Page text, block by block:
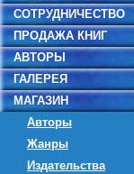
СОТРУДНИЧЕСТВО
ПРОДАЖА КНИГ
АВТОРЫ
ГАЛЕРЕЯ
МАГАЗИН
Авторы
Жанры
Издательства